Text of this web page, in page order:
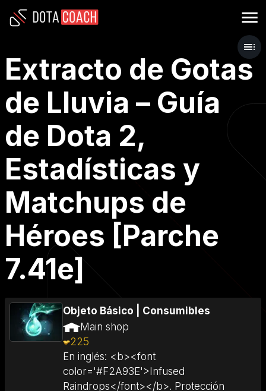
Extracto de Gotas
de Lluvia – Guía
de Dota 2,
Estadísticas y
Matchups de
Héroes [Parche
7.41e]
Objeto Básico
Consumibles
Main shop
225
En inglés: <b><font
color='#F2A93E'>Infused
Raindrops</font></b>. Protección